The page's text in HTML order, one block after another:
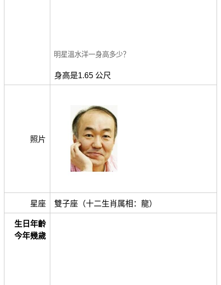
明星溫水洋一身高多少？
身高是1.65 公尺
照片
星座 雙子座（十二生肖属相：龍）
生日年齡
今年幾歲